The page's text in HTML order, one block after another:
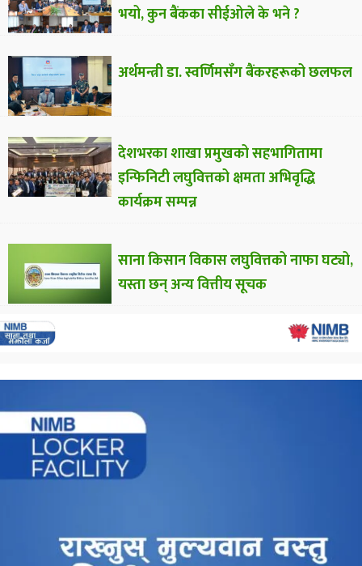
भयो, कुन बैंकका सीईओले के भने ?
अर्थमन्त्री डा. स्वर्णिमसँग बैंकरहरूको छलफल
देशभरका शाखा प्रमुखको सहभागितामा
इन्फिनिटी लघुवित्तको क्षमता अभिवृद्धि
कार्यक्रम सम्पन्न
साना किसान विकास लघुवित्तको नाफा घट्यो,
यस्ता छन् अन्य वित्तीय सूचक